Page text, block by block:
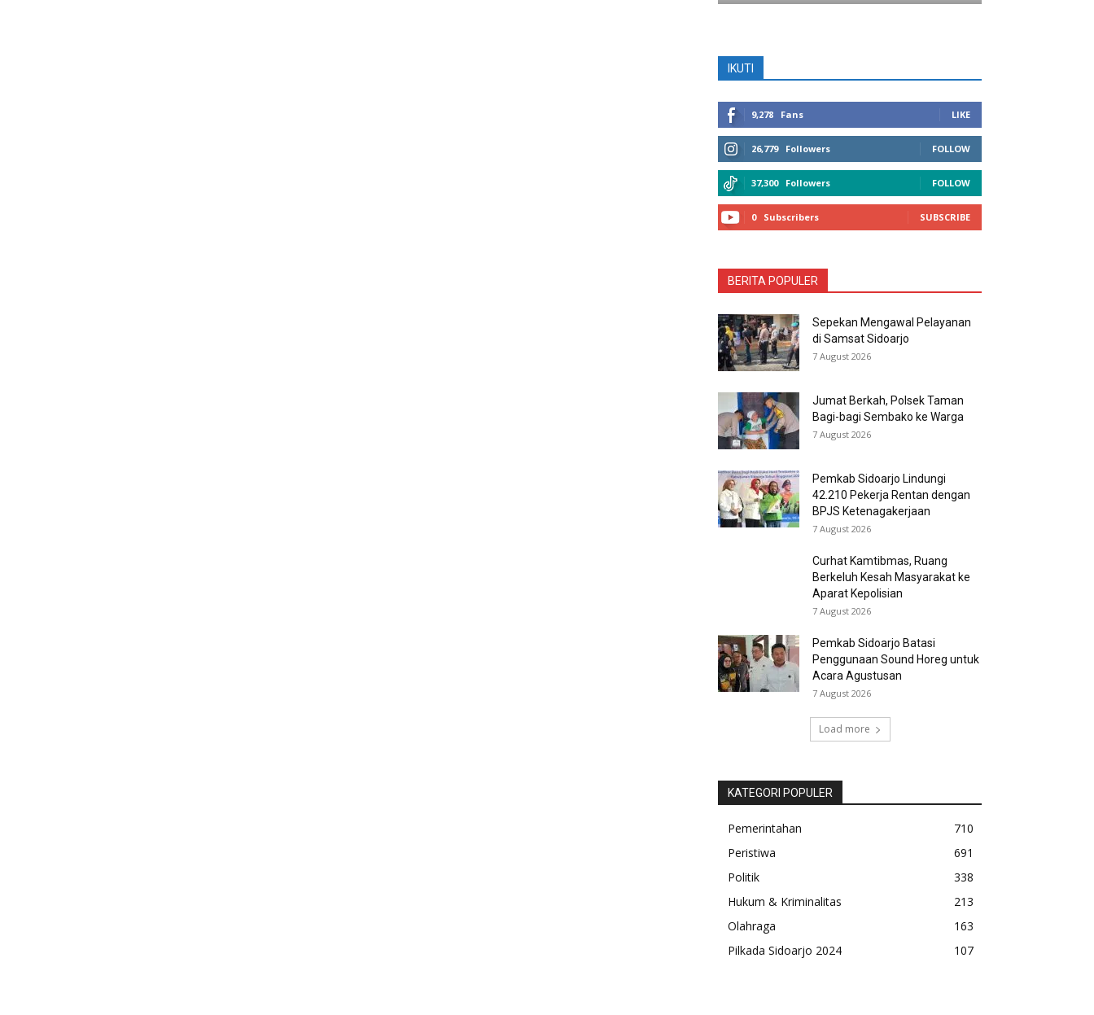
IKUTI
9,278 Fans LIKE
26,779 Followers FOLLOW
37,300 Followers FOLLOW
0 Subscribers SUBSCRIBE
BERITA POPULER
Sepekan Mengawal Pelayanan
di Samsat Sidoarjo
7 August 2026
Jumat Berkah, Polsek Taman
Bagi-bagi Sembako ke Warga
7 August 2026
Pemkab Sidoarjo Lindungi
42.210 Pekerja Rentan dengan
BPJS Ketenagakerjaan
7 August 2026
Curhat Kamtibmas, Ruang
Berkeluh Kesah Masyarakat ke
Aparat Kepolisian
7 August 2026
Pemkab Sidoarjo Batasi
Penggunaan Sound Horeg untuk
Acara Agustusan
7 August 2026
Load more
KATEGORI POPULER
Pemerintahan
710
Peristiwa
691
Politik
338
Hukum & Kriminalitas
213
Olahraga
163
Pilkada Sidoarjo 2024
107